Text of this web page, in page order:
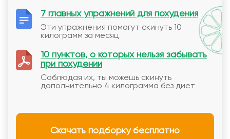
7 главных упражнений для похудения
Эти упражнения помогут скинуть 10
килограмм за месяц
10 пунктов, о которых нельзя забывать
при похудении
Соблюдая их, ты можешь скинуть
дополнительно 4 килограмма без диет
Скачать подборку бесплатно